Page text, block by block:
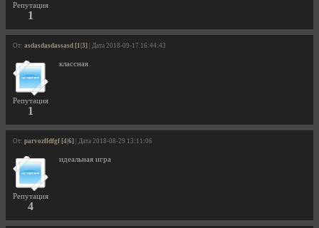
Репутация
1
От: asdasdasdassasd [1|3] | Дата 2018-09-17 16:44:43
Репутация
1
классная
От: parvozffdfgf [4|6] | Дата 2018-08-29 13:11:06
Репутация
4
идеальная игра